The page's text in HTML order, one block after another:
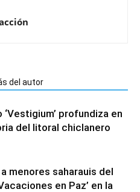
del autor
profundiza en
del litoral chiclanero
menores saharauis del
en Paz’ en la